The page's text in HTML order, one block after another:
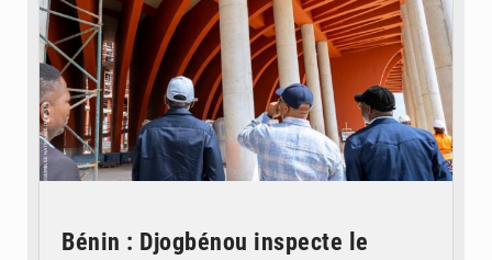
Bénin : Djogbénou inspecte le